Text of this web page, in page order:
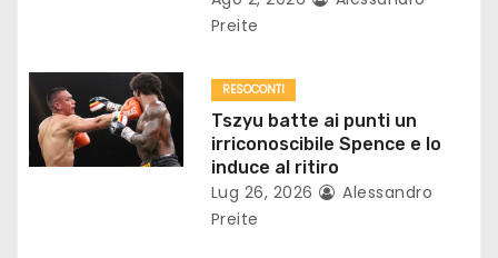
o
l
i
Preite
RESOCONTI
Tszyu batte ai punti un
irriconoscibile Spence e lo
induce al ritiro
Lug 26, 2026
Alessandro
Preite